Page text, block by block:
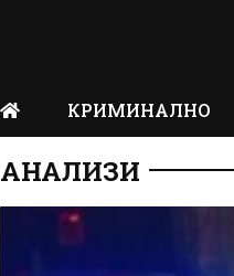
КРИМИНАЛНО
АНАЛИЗИ